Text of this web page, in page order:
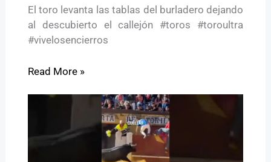
El toro levanta las tablas del burladero dejando
al descubierto el callejón #toros #toroultra
#vivelosencierros
Read More »